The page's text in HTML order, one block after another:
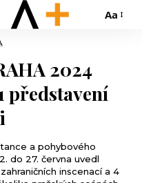
Aa
2024
představení
a pohybového
do 27. června uvedl
inscenací a 4